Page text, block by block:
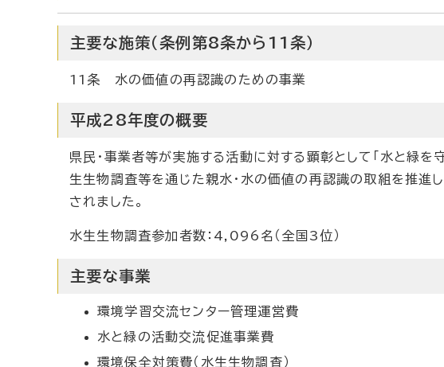
主要な施策（条例第8条から11条）
11条 水の価値の再認識のための事業
平成28年度の概要
県民・事業者等が実施する活動に対する顕彰として「水と緑
生生物調査等を通じた親水・水の価値の再認識の取組を推進
されました。
水生生物調査参加者数：4,096名（全国3位）
主要な事業
環境学習交流センター管理運営費
水と緑の活動交流促進事業費
環境保全対策費（水生生物調査）